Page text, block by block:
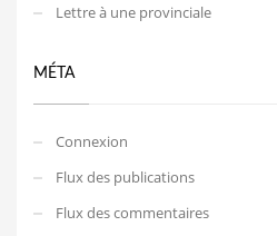
Lettre à une provinciale
MÉTA
Connexion
Flux des publications
Flux des commentaires